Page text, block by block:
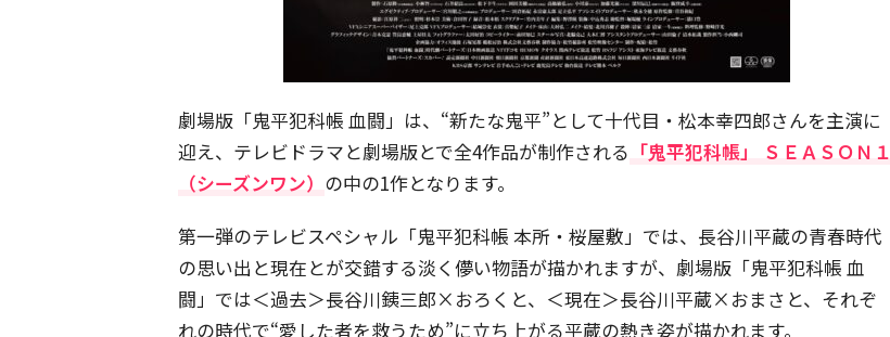
劇場版「鬼平犯科帳 血闘」は、“新たな鬼平”として十代目・松本幸四郎さんを主演に
迎え、テレビドラマと劇場版とで全4作品が制作される 「鬼平犯科帳」 ＳＥＡＳＯＮ１
（シーズンワン） の中の1作となります。
第一弾のテレビスペシャル「鬼平犯科帳 本所・桜屋敷」では、長谷川平蔵の青春時代
の思い出と現在とが交錯する淡く儚い物語が描かれますが、劇場版「鬼平犯科帳 血
闘」では＜過去＞長谷川銕三郎×おろくと、＜現在＞長谷川平蔵×おまさと、それぞ
れの時代で“愛した者を救うため”に立ち上がる平蔵の熱き姿が描かれます。